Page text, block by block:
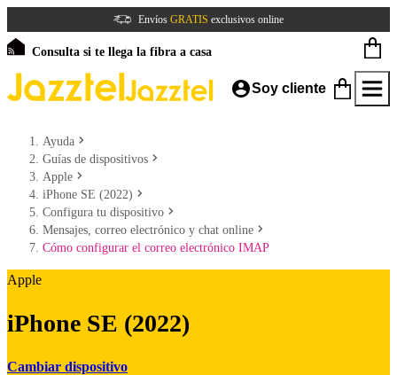
Envíos GRATIS exclusivos online
Consulta si te llega la fibra a casa
Soy cliente
Ayuda
Guías de dispositivos
Apple
iPhone SE (2022)
Configura tu dispositivo
Mensajes, correo electrónico y chat online
Cómo configurar el correo electrónico IMAP
Apple
iPhone SE (2022)
Cambiar dispositivo